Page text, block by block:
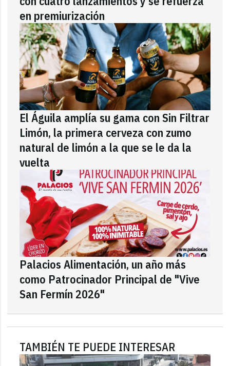
en premiurización
El Águila amplía su gama con Sin Filtrar
Limón, la primera cerveza con zumo
natural de limón a la que se le da la
vuelta
Palacios Alimentación, un año más
como Patrocinador Principal de "Vive
San Fermín 2026"
TAMBIÉN TE PUEDE INTERESAR